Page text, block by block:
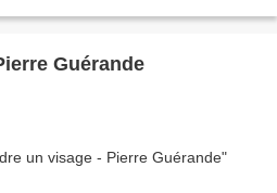
Guérande